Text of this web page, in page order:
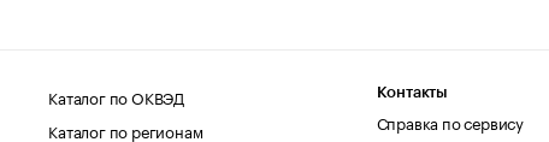
Каталог по ОКВЭД
Каталог по регионам
Контакты
Справка по сервису